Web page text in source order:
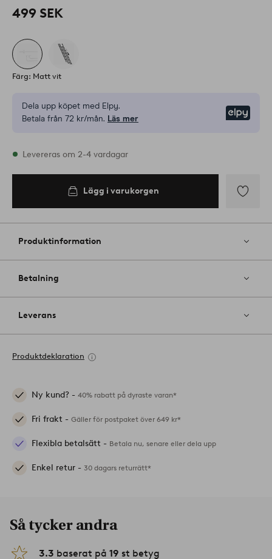
499 SEK
Färg: Matt vit
Dela upp köpet med Elpy.
Betala från 72 kr/mån. Läs mer
I lager
Levereras om 2-4 vardagar
Lägg i varukorgen
till
favoriter
Produktinformation
Betalning
Leverans
Produktdeklaration
Ny kund? - 40% rabatt på dyraste varan*
Fri frakt - Gäller för postpaket över 649 kr*
Flexibla betalsätt - Betala nu, senare eller dela upp
Enkel retur - 30 dagars returrätt*
Så tycker andra
3.3 baserat på 19 st betyg